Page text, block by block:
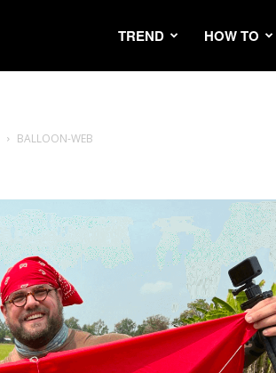
TREND HOW TO
BALLOON-WEB